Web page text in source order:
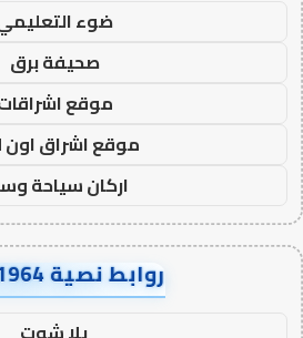
ضوء
صحيفة برق
موقع
موقع اشراق اون
اركان سياحة
روابط نصية FD781964